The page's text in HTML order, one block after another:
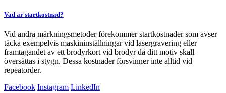
Vad är startkostnad?
Vid andra märkningsmetoder förekommer startkostnader som avser
täcka exempelvis maskininställningar vid lasergravering eller
framtagandet av ett brodyrkort vid brodyr då ditt motiv skall
översättas i stygn. Dessa kostnader försvinner inte alltid vid
repeatorder.
Facebook Instagram LinkedIn